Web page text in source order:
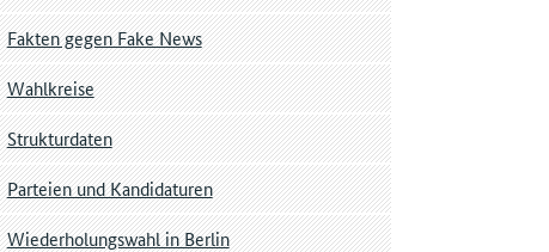
Fakten gegen Fake News
Wahlkreise
Strukturdaten
Parteien und Kandidaturen
Wiederholungswahl in Berlin